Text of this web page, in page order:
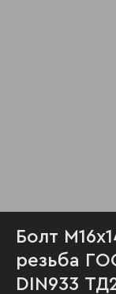
Болт
резьба
DIN933